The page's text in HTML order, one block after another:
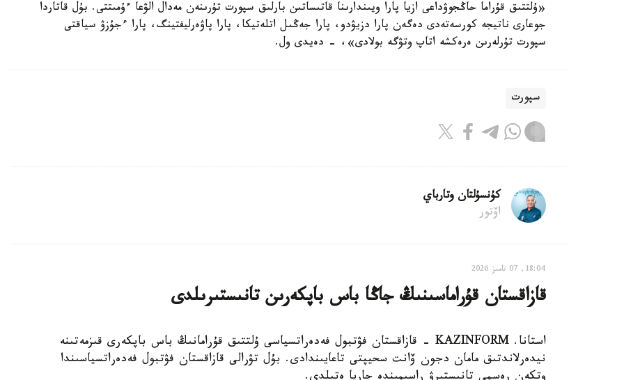
«ۇلتتىق قۇراما حاڭجوۋداعى ازيا پارا ويىندارىنا قاتىساتىن بارلىق سپورت تۇرىنەن مەدال الۋعا ءۇمىتتى. بۇل قاتاردا
جوعارى ناتيجە كورسەتەدى دەگەن پارا دزيۋدو، پارا جەڭىل اتلەتيكا، پارا پاۋەرليفتينگ، پارا ءجۇزۋ سياقتى
سپورت تۇرلەرىن ەرەكشە اتاپ وتۋگە بولادى»، - دەيدى ول.
سپورت
كۇنسۇلتان وتارباي
اۆتور
18:04, 07 تامىز 2026
قازاقستان قۇراماسىنىڭ جاڭا باس باپكەرىن تانىستىرىلدى
استانا. KAZINFORM - قازاقستان فۋتبول فەدەراتسياسى ۇلتتىق قۇرامانىڭ باس باپكەرى قىزمەتىنە
نيدەرلاندتىق مامان دجون ۆانت سحيپتى تاعايىندادى. بۇل تۋرالى قازاقستان فۋتبول فەدەراتسياسىندا